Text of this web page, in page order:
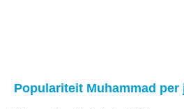
Populariteit Muhammad per